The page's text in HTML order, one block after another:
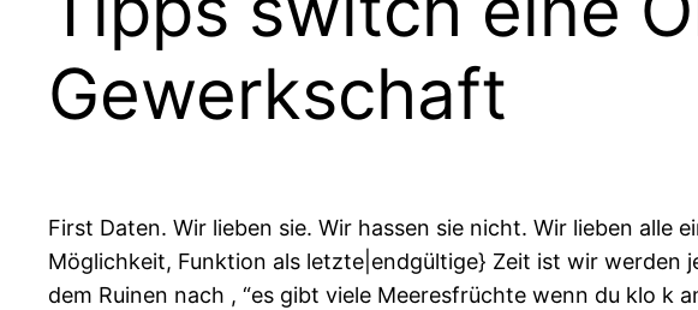
Gewerkschaft
First Daten. Wir lieben sie. Wir hassen sie nicht. Wir lieben
Möglichkeit, Funktion als letzte|endgültige} Zeit ist wir werden
dem Ruinen nach , “es gibt viele Meeresfrüchte wenn du klo k